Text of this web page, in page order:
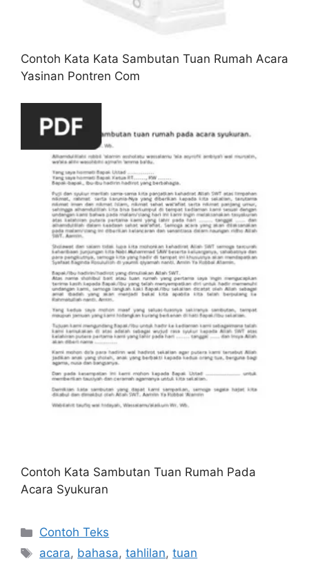
Contoh Kata Kata Sambutan Tuan Rumah Acara
Yasinan Pontren Com
Contoh Kata Sambutan Tuan Rumah Pada
Acara Syukuran
Kategori
Contoh Teks
Tag
acara, bahasa,tahlilan,tuan